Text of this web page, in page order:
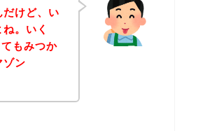
けど、い
。いく
もみつか
ゾン